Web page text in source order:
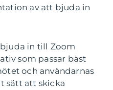
av att bjuda in
in till Zoom
som passar bäst
och användarnas
sätt att skicka